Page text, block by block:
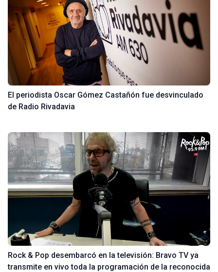
El periodista Oscar Gómez Castañón fue desvinculado
de Radio Rivadavia
Rock & Pop desembarcó en la televisión: Bravo TV ya
transmite en vivo toda la programación de la reconocida